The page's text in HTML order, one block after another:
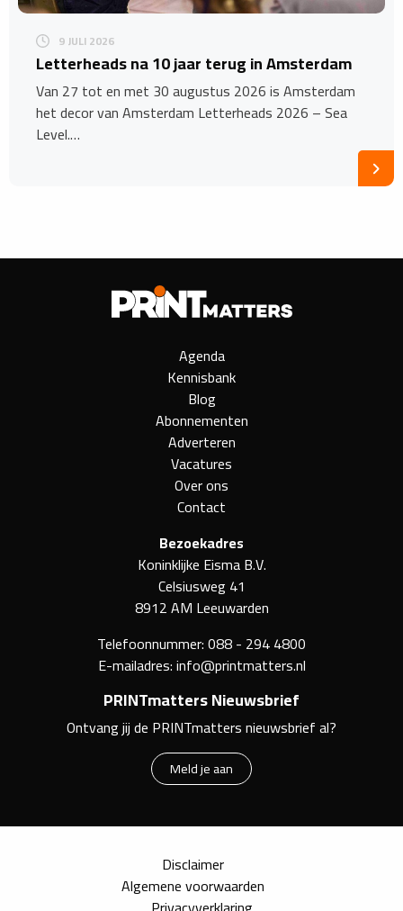
9 JULI 2026
Letterheads na 10 jaar terug in Amsterdam
Van 27 tot en met 30 augustus 2026 is Amsterdam
het decor van Amsterdam Letterheads 2026 – Sea
Level.…
Agenda
Kennisbank
Blog
Abonnementen
Adverteren
Vacatures
Over ons
Contact
Bezoekadres
Koninklijke Eisma B.V.
Celsiusweg 41
8912 AM Leeuwarden
Telefoonnummer:088 - 294 4800
E-mailadres:info@printmatters.nl
PRINTmatters Nieuwsbrief
Ontvang jij de PRINTmatters nieuwsbrief al?
Meld je aan
Disclaimer
Algemene voorwaarden